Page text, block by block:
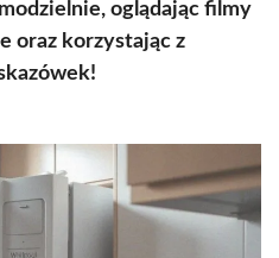
oglądając filmy
oraz korzystając z